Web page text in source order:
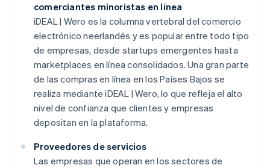
comerciantes minoristas en línea
iDEAL | Wero es la columna vertebral del comercio
electrónico neerlandés y es popular entre todo tipo
de empresas, desde startups emergentes hasta
marketplaces en línea consolidados. Una gran parte
de las compras en línea en los Países Bajos se
realiza mediante iDEAL | Wero, lo que refleja el alto
nivel de confianza que clientes y empresas
depositan en la plataforma.
Proveedores de servicios
Las empresas que operan en los sectores de